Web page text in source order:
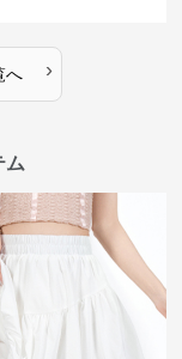
へ ›
ム